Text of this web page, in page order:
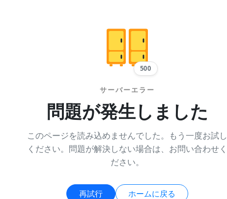
500
サーバーエラー
問題が発生しました
このページを読み込めませんでした。もう一度お試し
ください。問題が解決しない場合は、お問い合わせく
ださい。
再試行 ホームに戻る